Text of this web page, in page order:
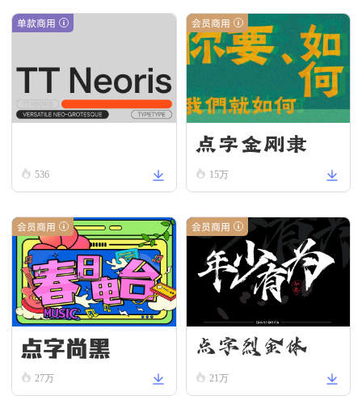
egular
单款商用
536
会员商用
点字金刚隶
15万
会员商用
点字尚黑
27万
会员商用
点字烈金体
21万